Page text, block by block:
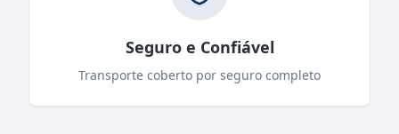
Seguro e Confiável
Transporte coberto por seguro completo